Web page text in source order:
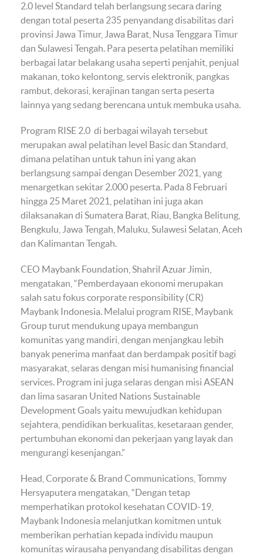
2.0 level Standard telah berlangsung secara daring
dengan total peserta 235 penyandang disabilitas dari
provinsi Jawa Timur, Jawa Barat, Nusa Tenggara Timur
dan Sulawesi Tengah. Para peserta pelatihan memiliki
berbagai latar belakang usaha seperti penjahit, penjual
makanan, toko kelontong, servis elektronik, pangkas
rambut, dekorasi, kerajinan tangan serta peserta
lainnya yang sedang berencana untuk membuka usaha.
Program RISE 2.0 di berbagai wilayah tersebut
merupakan awal pelatihan level Basic dan Standard,
dimana pelatihan untuk tahun ini yang akan
berlangsung sampai dengan Desember 2021, yang
menargetkan sekitar 2.000 peserta. Pada 8 Februari
hingga 25 Maret 2021, pelatihan ini juga akan
dilaksanakan di Sumatera Barat, Riau, Bangka Belitung,
Bengkulu, Jawa Tengah, Maluku, Sulawesi Selatan, Aceh
dan Kalimantan Tengah.
CEO Maybank Foundation, Shahril Azuar Jimin,
mengatakan, “Pemberdayaan ekonomi merupakan
salah satu fokus corporate responsibility (CR)
Maybank Indonesia. Melalui program RISE, Maybank
Group turut mendukung upaya membangun
komunitas yang mandiri, dengan menjangkau lebih
banyak penerima manfaat dan berdampak positif bagi
masyarakat, selaras dengan misi humanising financial
services. Program ini juga selaras dengan misi ASEAN
dan lima sasaran United Nations Sustainable
Development Goals yaitu mewujudkan kehidupan
sejahtera, pendidikan berkualitas, kesetaraan gender,
pertumbuhan ekonomi dan pekerjaan yang layak dan
mengurangi kesenjangan.”
Head, Corporate & Brand Communications, Tommy
Hersyaputera mengatakan, “Dengan tetap
memperhatikan protokol kesehatan COVID-19,
Maybank Indonesia melanjutkan komitmen untuk
memberikan perhatian kepada individu maupun
komunitas wirausaha penyandang disabilitas dengan